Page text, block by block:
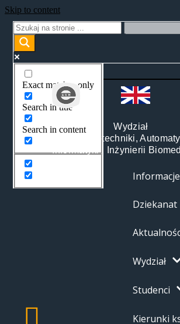
Skip to content
Exact matches only
Search in title
Search in content
Wydział
Elektrotechniki,
Informatyki i Inżynierii
Dziekanat
Wydział
Studenci
Kierunki